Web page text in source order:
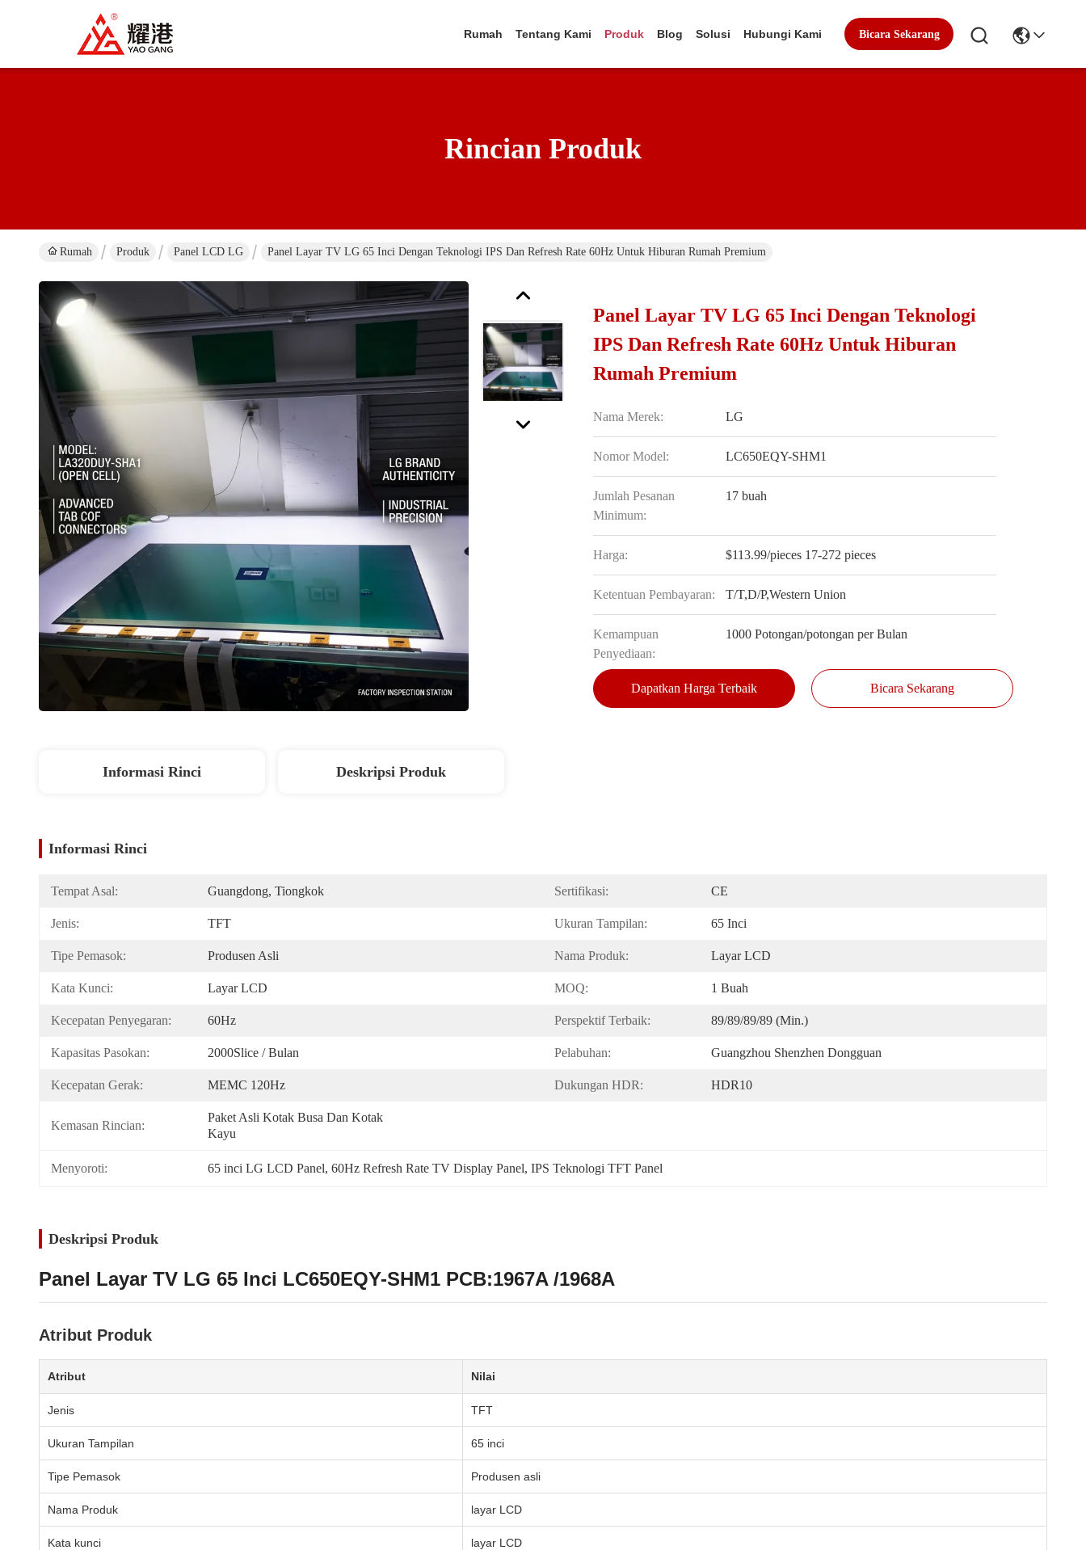
Rumah Tentang Kami Produk Blog Solusi Hubungi Kami Bicara Sekarang
Rincian Produk
Rumah Produk Panel LCD LG Panel Layar TV LG 65 Inci Dengan Teknologi IPS Dan Refresh Rate 60Hz Untuk Hiburan Rumah Premium
Panel Layar TV LG 65 Inci Dengan Teknologi
IPS Dan Refresh Rate 60Hz Untuk Hiburan
Rumah Premium
Nama Merek: LG
Nomor Model: LC650EQY-SHM1
Jumlah Pesanan
Minimum:
17 buah
Harga: $113.99/pieces 17-272 pieces
Ketentuan Pembayaran: T/T,D/P,Western Union
Kemampuan
Penyediaan:
1000 Potongan/potongan per Bulan
Dapatkan Harga Terbaik Bicara Sekarang
Informasi Rinci Deskripsi Produk
Informasi Rinci
Tempat Asal: Guangdong, Tiongkok Sertifikasi: CE
Jenis: TFT Ukuran Tampilan: 65 Inci
Tipe Pemasok: Produsen Asli Nama Produk: Layar LCD
Kata Kunci: Layar LCD MOQ: 1 Buah
Kecepatan Penyegaran: 60Hz Perspektif Terbaik: 89/89/89/89 (min.)
Kapasitas Pasokan: 2000Slice / Bulan Pelabuhan: Guangzhou Shenzhen Dongguan
Kecepatan Gerak: MEMC 120Hz Dukungan HDR: HDR10
Kemasan Rincian:
Paket Asli Kotak Busa Dan Kotak
Kayu
Menyoroti: 65 inci LG LCD Panel, 60Hz Refresh Rate TV Display Panel, IPS Teknologi TFT Panel
Deskripsi Produk
Panel Layar TV LG 65 Inci LC650EQY-SHM1 PCB:1967A /1968A
Atribut Produk
Atribut Nilai
Jenis TFT
Ukuran Tampilan 65 inci
Tipe Pemasok Produsen asli
Nama Produk layar LCD
Kata kunci layar LCD